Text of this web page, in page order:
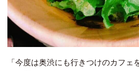
「今度は奥渋にも行きつけのカフェ